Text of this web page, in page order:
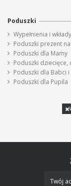
Poduszki
Wypełnienia i
Poduszki prezent
Poduszki dla Mamy
Poduszki dziecięce,
Poduszki dla Babci
Poduszki dla Pupila